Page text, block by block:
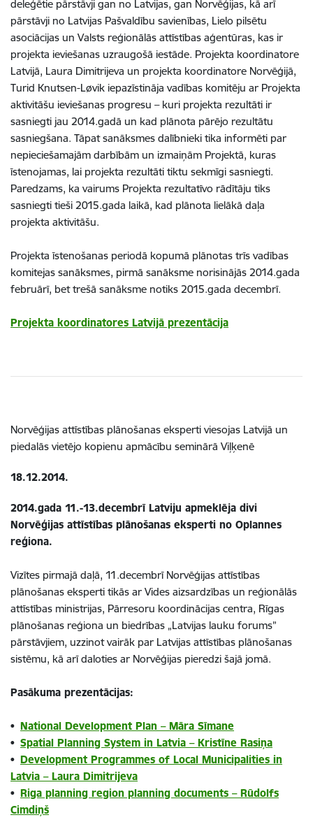
deleģētie pārstāvji gan no Latvijas, gan Norvēģijas, kā arī
pārstāvji no Latvijas Pašvaldību savienības, Lielo pilsētu
asociācijas un Valsts reģionālās attīstības aģentūras, kas ir
projekta ieviešanas uzraugošā iestāde. Projekta koordinatore
Latvijā, Laura Dimitrijeva un projekta koordinatore Norvēģijā,
Turid Knutsen-Løvik iepazīstināja vadības komitēju ar Projekta
aktivitāšu ieviešanas progresu – kuri projekta rezultāti ir
sasniegti jau 2014.gadā un kad plānota pārējo rezultātu
sasniegšana. Tāpat sanāksmes dalībnieki tika informēti par
nepieciešamajām darbībām un izmaiņām Projektā, kuras
īstenojamas, lai projekta rezultāti tiktu sekmīgi sasniegti.
Paredzams, ka vairums Projekta rezultatīvo rādītāju tiks
sasniegti tieši 2015.gada laikā, kad plānota lielākā daļa
projekta aktivitāšu.
Projekta īstenošanas periodā kopumā plānotas trīs vadības
komitejas sanāksmes, pirmā sanāksme norisinājās 2014.gada
februārī, bet trešā sanāksme notiks 2015.gada decembrī.
Projekta koordinatores Latvijā prezentācija
Norvēģijas attīstības plānošanas eksperti viesojas Latvijā un
piedalās vietējo kopienu apmācību seminārā Viļķenē
18.12.2014.
2014.gada 11.-13.decembrī Latviju apmeklēja divi
Norvēģijas attīstības plānošanas eksperti no Oplannes
reģiona.
Vizītes pirmajā daļā, 11.decembrī Norvēģijas attīstības
plānošanas eksperti tikās ar Vides aizsardzības un reģionālās
attīstības ministrijas, Pārresoru koordinācijas centra, Rīgas
plānošanas reģiona un biedrības „Latvijas lauku forums”
pārstāvjiem, uzzinot vairāk par Latvijas attīstības plānošanas
sistēmu, kā arī daloties ar Norvēģijas pieredzi šajā jomā.
Pasākuma prezentācijas:
• National Development Plan – Māra Sīmane
• Spatial Planning System in Latvia – Kristīne Rasiņa
• Development Programmes of Local Municipalities in
Latvia – Laura Dimitrijeva
• Riga planning region planning documents – Rūdolfs
Cimdiņš